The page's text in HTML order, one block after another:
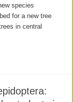
species
for a new tree
in central